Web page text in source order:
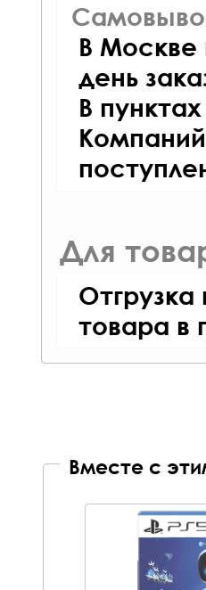
В Москве
день
В
Для
Отгрузка
товара в
Вместе с